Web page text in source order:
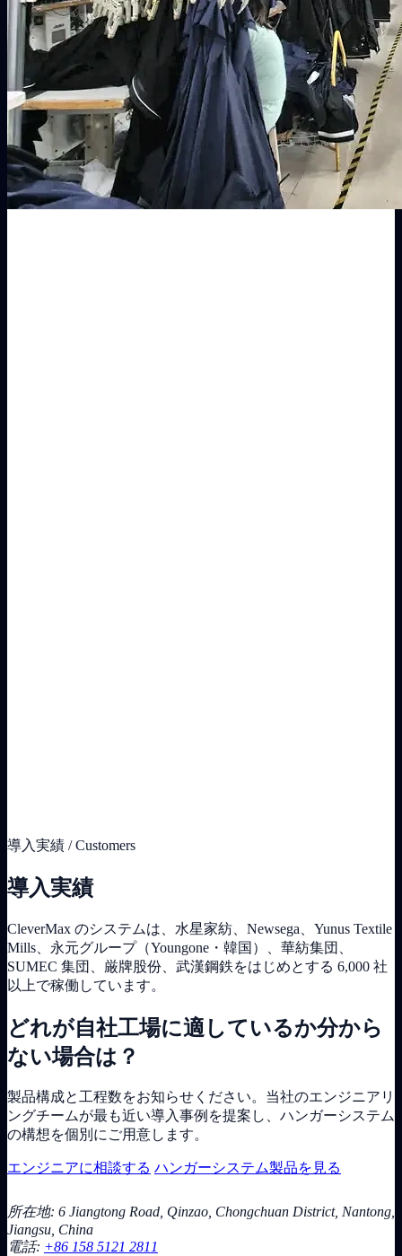
導入実績 / Customers
導入実績
CleverMax のシステムは、水星家紡、Newsega、Yunus Textile
Mills、永元グループ（Youngone・韓国）、華紡集団、
SUMEC 集団、厳牌股份、武漢鋼鉄をはじめとする 6,000 社
以上で稼働しています。
どれが自社工場に適しているか分から
ない場合は？
製品構成と工程数をお知らせください。当社のエンジニアリ
ングチームが最も近い導入事例を提案し、ハンガーシステム
の構想を個別にご用意します。
エンジニアに相談する ハンガーシステム製品を見る
所在地: 6 Jiangtong Road, Qinzao, Chongchuan District, Nantong,
Jiangsu, China
電話: +86 158 5121 2811